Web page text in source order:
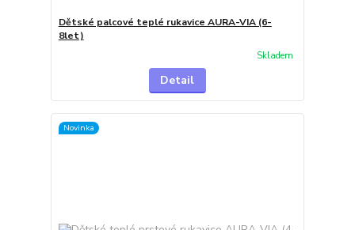
Dětské palcové teplé rukavice AURA-VIA (6-
8let)
Skladem
Detail
Novinka